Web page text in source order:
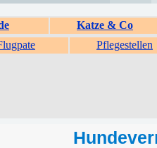
Katze & Co
Pflegestellen